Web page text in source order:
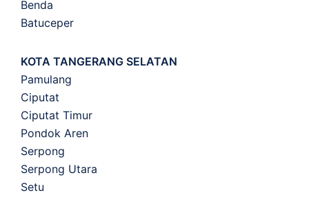
Benda
Batuceper
KOTA TANGERANG SELATAN
Pamulang
Ciputat
Ciputat Timur
Pondok Aren
Serpong
Serpong Utara
Setu